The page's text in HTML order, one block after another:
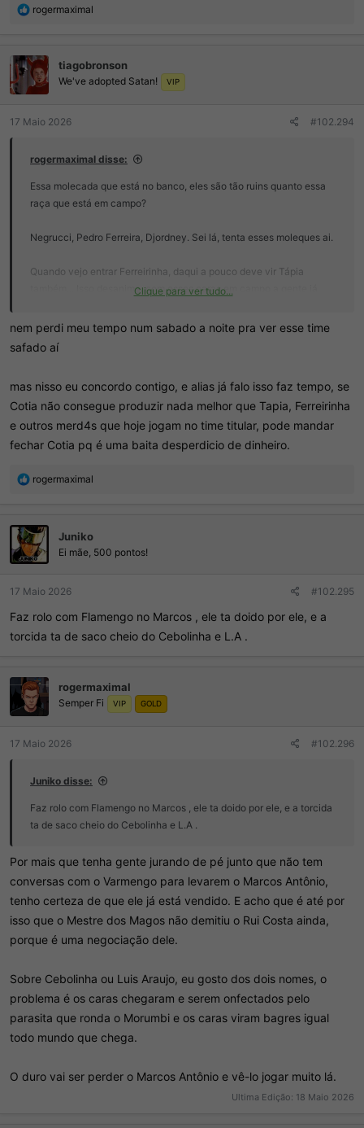
R
õ
e
s
rogermaximal
tiagobronson
We've adopted Satan! VIP
17 Maio 2026 #102.294
rogermaximal disse:
Essa molecada que está no banco, eles são tão ruins quanto essa
raça que está em campo?
Negrucci, Pedro Ferreira, Djordney. Sei lá, tenta esses moleques ai.
Quando vejo entrar Ferreirinha, daqui a pouco deve vir Tápia
também... Isso desanima, com esses caras em campo a gente já
Clique para ver tudo...
nem perdi meu tempo num sabado a noite pra ver esse time
safado aí
mas nisso eu concordo contigo, e alias já falo isso faz tempo, se
Cotia não consegue produzir nada melhor que Tapia, Ferreirinha
e outros merd4s que hoje jogam no time titular, pode mandar
fechar Cotia pq é uma baita desperdicio de dinheiro.
R
õ
e
s
rogermaximal
Juniko
Ei mãe, 500 pontos!
17 Maio 2026 #102.295
Faz rolo com Flamengo no Marcos , ele ta doido por ele, e a
torcida ta de saco cheio do Cebolinha e L.A .
rogermaximal
Semper Fi VIP GOLD
17 Maio 2026 #102.296
Juniko disse:
Faz rolo com Flamengo no Marcos , ele ta doido por ele, e a torcida
ta de saco cheio do Cebolinha e L.A .
Por mais que tenha gente jurando de pé junto que não tem
conversas com o Varmengo para levarem o Marcos Antônio,
tenho certeza de que ele já está vendido. E acho que é até por
isso que o Mestre dos Magos não demitiu o Rui Costa ainda,
porque é uma negociação dele.
Sobre Cebolinha ou Luis Araujo, eu gosto dos dois nomes, o
problema é os caras chegaram e serem onfectados pelo
parasita que ronda o Morumbi e os caras viram bagres igual
todo mundo que chega.
O duro vai ser perder o Marcos Antônio e vê-lo jogar muito lá.
Ultima Edição: 18 Maio 2026